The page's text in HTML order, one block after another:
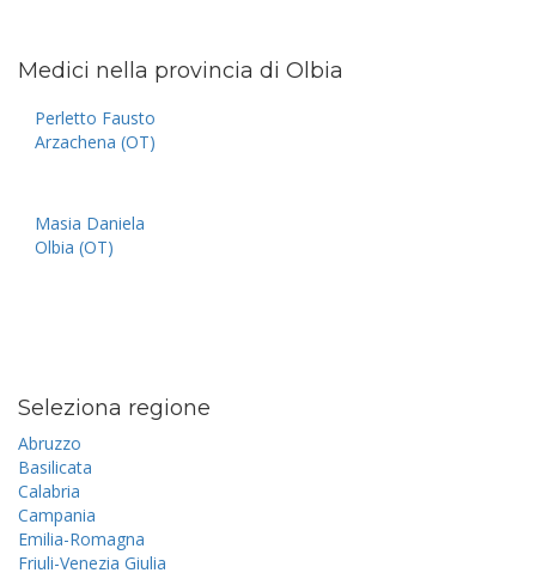
Medici nella provincia di Olbia
Perletto Fausto
Arzachena (OT)
Masia Daniela
Olbia (OT)
Seleziona regione
Abruzzo
Basilicata
Calabria
Campania
Emilia-Romagna
Friuli-Venezia Giulia